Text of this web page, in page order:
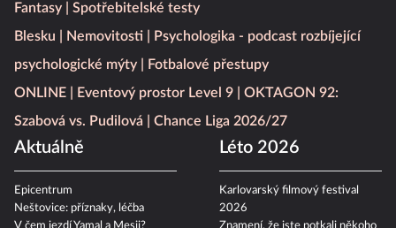
Fantasy
Spotřebitelské testy
Blesku
Nemovitosti
Psychologika - podcast rozbíjející
psychologické mýty
Fotbalové přestupy
ONLINE
Eventový prostor Level 9
OKTAGON 92:
Szabová vs. Pudilová
Chance Liga 2026/27
Aktuálně
Epicentrum
Neštovice: příznaky, léčba
Léto 2026
Karlovarský filmový festival
2026